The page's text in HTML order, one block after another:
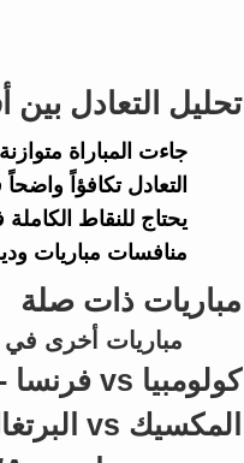
تحليل التعادل بين
جاءت المباراة
التعادل تكافؤاً
يحتاج للنقاط
منافسات مباريات
مباريات ذات صلة
مباريات أخرى في
كولومبيا vs فرنسا - N/A
المكسيك vs البرتغال - N/A